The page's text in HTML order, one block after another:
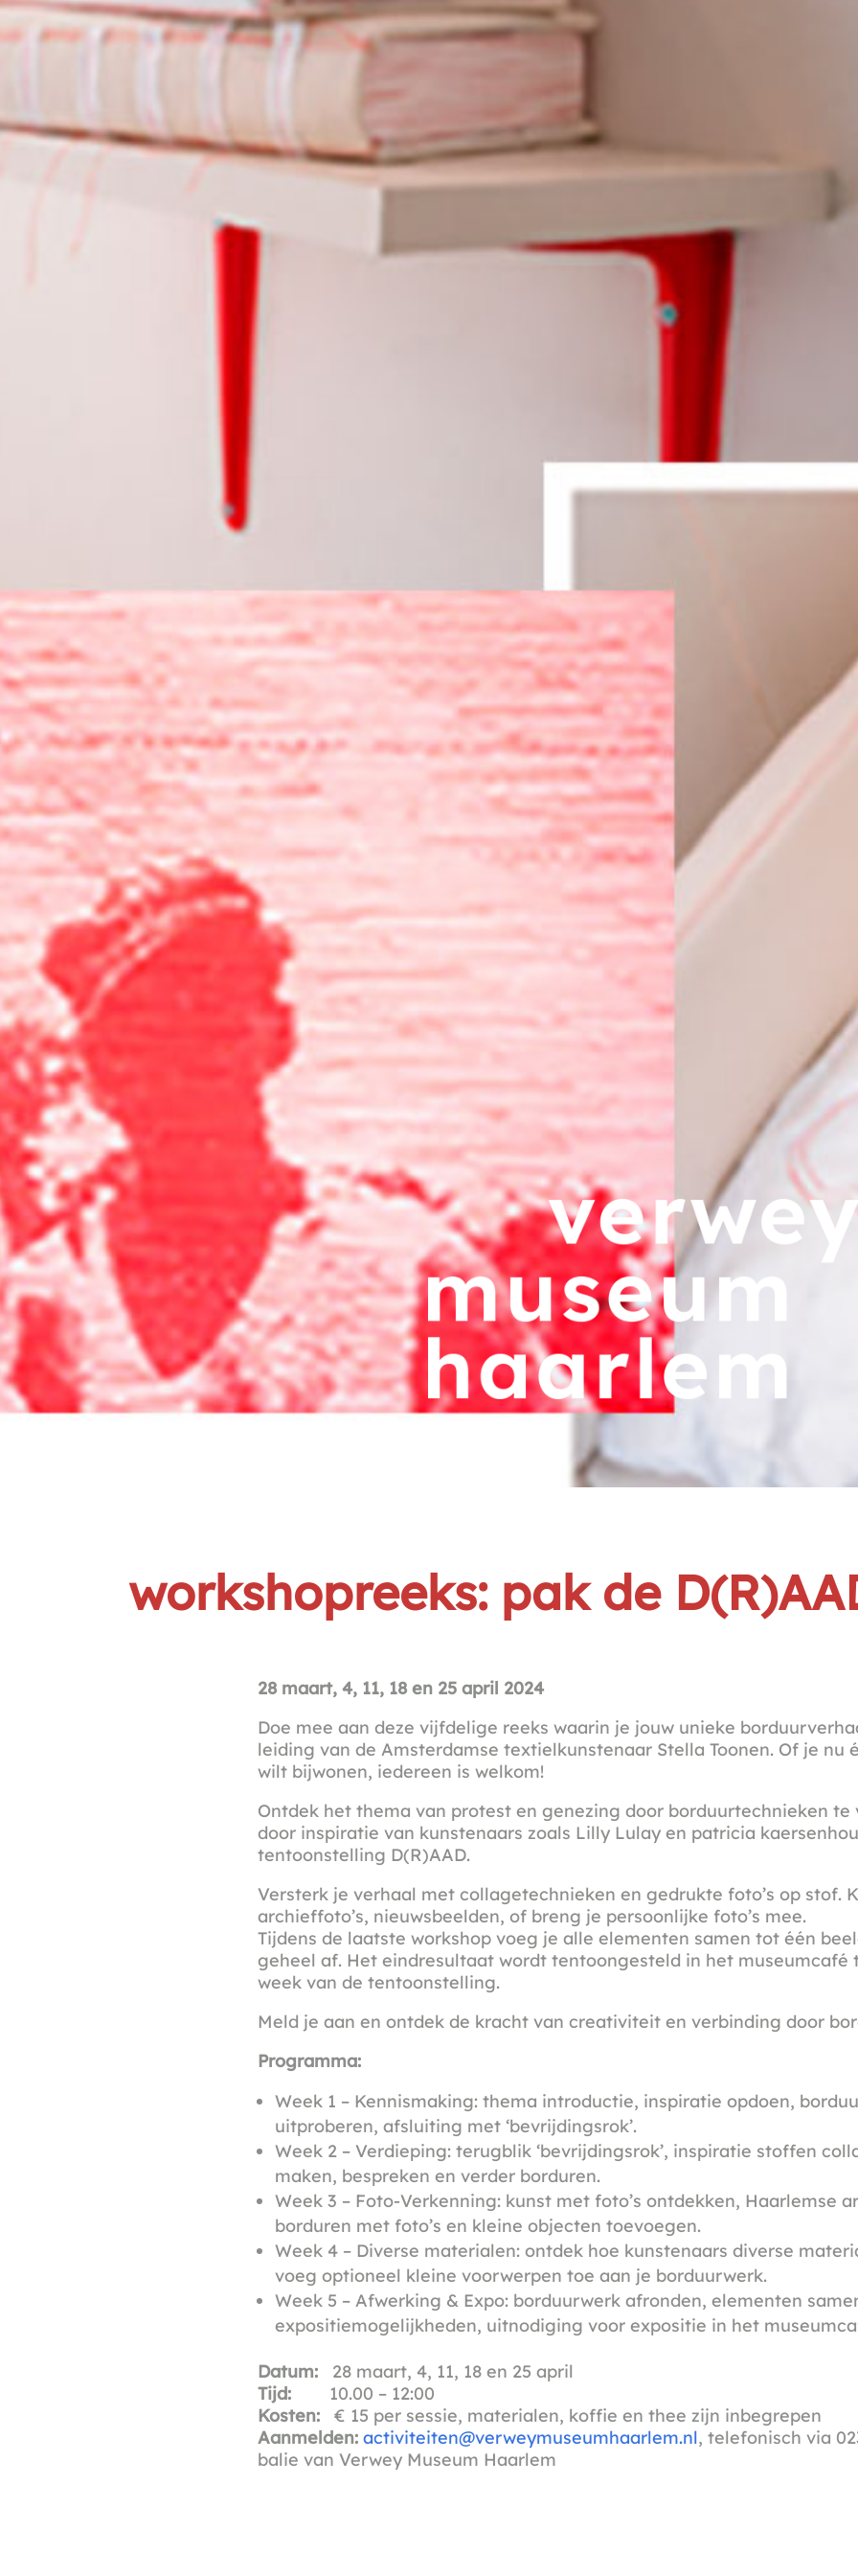
workshopreeks: pak de
28 maart, 4, 11, 18 en 25 april 2024
Doe mee aan deze vijfdelige reeks waarin je jouw unieke
leiding van de Amsterdamse textielkunstenaar Stella Toonen. Of je nu
wilt bijwonen, iedereen is welkom!
Ontdek het thema van protest en genezing door borduurtechnieken te
door inspiratie van kunstenaars zoals Lilly Lulay en patricia
tentoonstelling D(R)AAD.
Versterk je verhaal met collagetechnieken en gedrukte foto’s op stof.
archieffoto’s, nieuwsbeelden, of breng je persoonlijke foto’s mee.
Tijdens de laatste workshop voeg je alle elementen samen tot één
geheel af. Het eindresultaat wordt tentoongesteld in het museumcafé
week van de tentoonstelling.
Meld je aan en ontdek de kracht van creativiteit en verbinding door
Programma:
Week 1 – Kennismaking: thema introductie, inspiratie opdoen,
uitproberen, afsluiting met ‘bevrijdingsrok’.
Week 2 – Verdieping: terugblik ‘bevrijdingsrok’, inspiratie stoffen
maken, bespreken en verder borduren.
Week 3 – Foto-Verkenning: kunst met foto’s ontdekken, Haarlemse
borduren met foto’s en kleine objecten toevoegen.
Week 4 – Diverse materialen: ontdek hoe kunstenaars diverse
voeg optioneel kleine voorwerpen toe aan je borduurwerk.
Week 5 – Afwerking & Expo: borduurwerk afronden, elementen
expositiemogelijkheden, uitnodiging voor expositie in het
Datum:28 maart, 4, 11, 18 en 25 april
Tijd:10.00 – 12:00
Kosten:€ 15 per sessie, materialen, koffie en thee zijn inbegrepen
Aanmelden: activiteiten@verweymuseumhaarlem.nl, telefonisch via
balie van Verwey Museum Haarlem